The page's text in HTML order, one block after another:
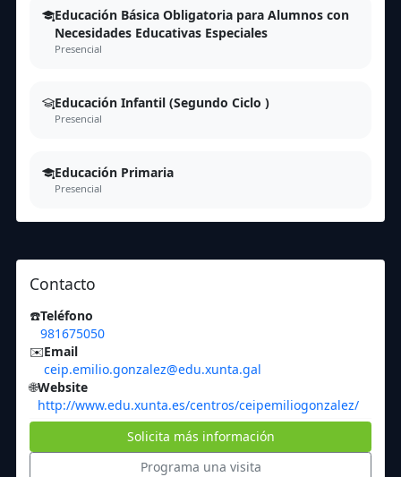
Educación Básica Obligatoria para Alumnos con
Necesidades Educativas Especiales
Presencial
Educación Infantil (Segundo Ciclo )
Presencial
Educación Primaria
Presencial
Contacto
☎️Teléfono
981675050
✉️Email
ceip.emilio.gonzalez@edu.xunta.gal
🌐Website
http://www.edu.xunta.es/centros/ceipemiliogonzalez/
Solicita más información
Programa una visita